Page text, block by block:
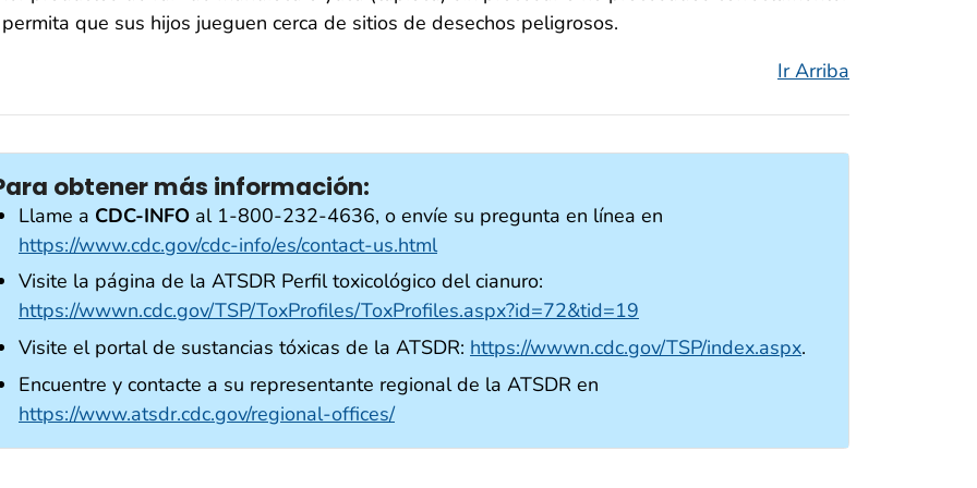
que sus hijos jueguen cerca de sitios de desechos peligrosos.
Ir Arriba
obtener más información:
Llame a CDC-INFO al 1-800-232-4636, o envíe su pregunta en línea en
https://www.cdc.gov/cdc-info/es/contact-us.html
Visite la página de la ATSDR Perfil toxicológico del cianuro:
https://wwwn.cdc.gov/TSP/ToxProfiles/ToxProfiles.aspx?id=72&tid=19
Visite el portal de sustancias tóxicas de la ATSDR: https://wwwn.cdc.gov/TSP/index.aspx.
Encuentre y contacte a su representante regional de la ATSDR en
https://www.atsdr.cdc.gov/regional-offices/